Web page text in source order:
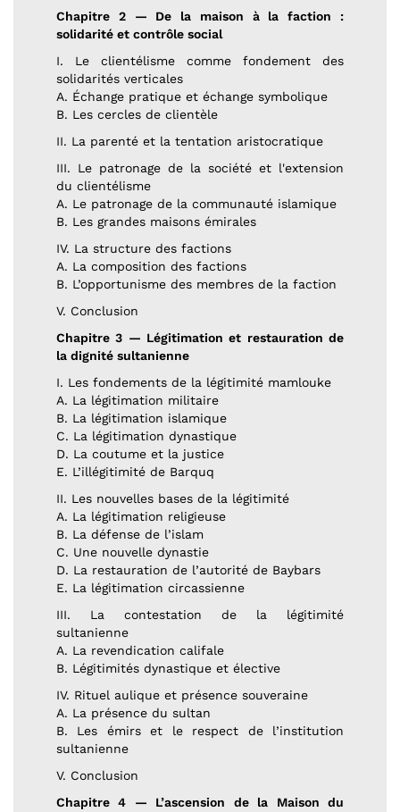
Chapitre 2 — De la maison à la faction :
solidarité et contrôle social
I. Le clientélisme comme fondement des
solidarités verticales
A. Échange pratique et échange symbolique
B. Les cercles de clientèle
II. La parenté et la tentation aristocratique
III. Le patronage de la société et l'extension
du clientélisme
A. Le patronage de la communauté islamique
B. Les grandes maisons émirales
IV. La structure des factions
A. La composition des factions
B. L’opportunisme des membres de la faction
V. Conclusion
Chapitre 3 — Légitimation et restauration de
la dignité sultanienne
I. Les fondements de la légitimité mamlouke
A. La légitimation militaire
B. La légitimation islamique
C. La légitimation dynastique
D. La coutume et la justice
E. L’illégitimité de Barquq
II. Les nouvelles bases de la légitimité
A. La légitimation religieuse
B. La défense de l’islam
C. Une nouvelle dynastie
D. La restauration de l’autorité de Baybars
E. La légitimation circassienne
III. La contestation de la légitimité
sultanienne
A. La revendication califale
B. Légitimités dynastique et élective
IV. Rituel aulique et présence souveraine
A. La présence du sultan
B. Les émirs et le respect de l’institution
sultanienne
V. Conclusion
Chapitre 4 — L’ascension de la Maison du